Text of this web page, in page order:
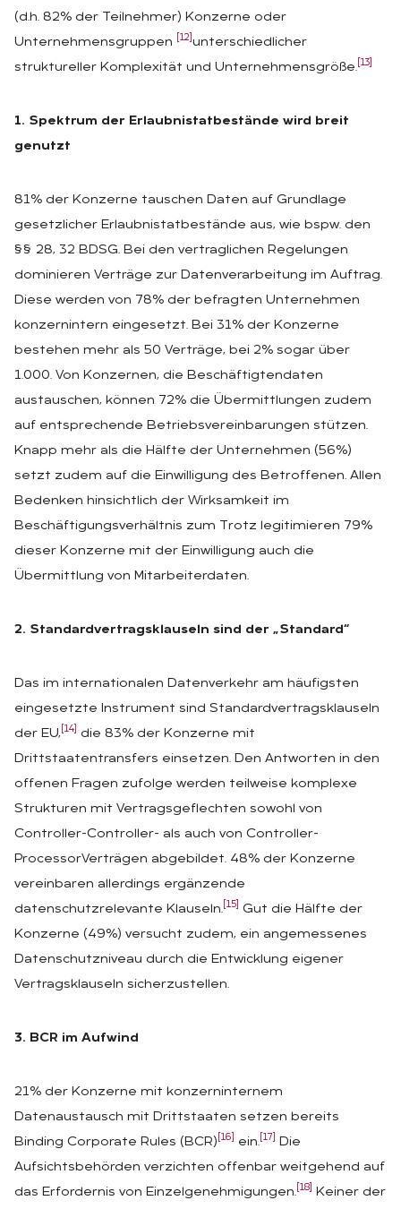
(d.h. 82% der Teilnehmer) Konzerne oder
Unternehmensgruppen
[12] unterschiedlicher
struktureller Komplexität und Unternehmensgröße. [13]
1. Spektrum der Erlaubnistatbestände wird breit
genutzt
81% der Konzerne tauschen Daten auf Grundlage
gesetzlicher Erlaubnistatbestände aus, wie bspw. den
§§ 28, 32 BDSG. Bei den vertraglichen Regelungen
dominieren Verträge zur Datenverarbeitung im Auftrag.
Diese werden von 78% der befragten Unternehmen
konzernintern eingesetzt. Bei 31% der Konzerne
bestehen mehr als 50 Verträge, bei 2% sogar über
1.000. Von Konzernen, die Beschäftigtendaten
austauschen, können 72% die Übermittlungen zudem
auf entsprechende Betriebsvereinbarungen stützen.
Knapp mehr als die Hälfte der Unternehmen (56%)
setzt zudem auf die Einwilligung des Betroffenen. Allen
Bedenken hinsichtlich der Wirksamkeit im
Beschäftigungsverhältnis zum Trotz legitimieren 79%
dieser Konzerne mit der Einwilligung auch die
Übermittlung von Mitarbeiterdaten.
2. Standardvertragsklauseln sind der „Standard“
Das im internationalen Datenverkehr am häufigsten
eingesetzte Instrument sind Standardvertragsklauseln
der EU, [14]
die 83% der Konzerne mit
Drittstaatentransfers einsetzen. Den Antworten in den
offenen Fragen zufolge werden teilweise komplexe
Strukturen mit Vertragsgeflechten sowohl von
Controller-Controller- als auch von Controller-
ProcessorVerträgen abgebildet. 48% der Konzerne
vereinbaren allerdings ergänzende
datenschutzrelevante Klauseln. [15]
Gut die Hälfte der
Konzerne (49%) versucht zudem, ein angemessenes
Datenschutzniveau durch die Entwicklung eigener
Vertragsklauseln sicherzustellen.
3. BCR im Aufwind
21% der Konzerne mit konzerninternem
Datenaustausch mit Drittstaaten setzen bereits
Binding Corporate Rules (BCR) [16] ein. [17]
Die
Aufsichtsbehörden verzichten offenbar weitgehend auf
das Erfordernis von Einzelgenehmigungen. [18] Keiner der